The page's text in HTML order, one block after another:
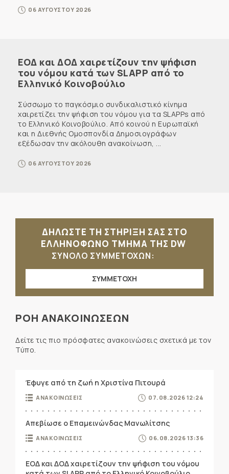
06 ΑΥΓΟΥΣΤΟΥ 2026
ΕΟΔ και ΔΟΔ χαιρετίζουν την ψήφιση
του νόμου κατά των SLAPP από το
Ελληνικό Κοινοβούλιο
Σύσσωμο το παγκόσμιο συνδικαλιστικό κίνημα
χαιρετίζει την ψήφιση του νόμου για τα SLAPPs από
το Ελληνικό Κοινοβούλιο. Από κοινού η Ευρωπαϊκή
και η Διεθνής Ομοσπονδία Δημοσιογράφων
εξέδωσαν την ακόλουθη ανακοίνωση, ...
06 ΑΥΓΟΥΣΤΟΥ 2026
ΔΗΛΩΣΤΕ ΤΗ ΣΤΗΡΙΞΗ ΣΑΣ ΣΤΟ
ΕΛΛΗΝΟΦΩΝΟ ΤΜΗΜΑ ΤΗΣ DW
ΣΥΝΟΛΟ ΣΥΜΜΕΤΟΧΩΝ:
ΣΥΜΜΕΤΟΧΗ
ΡΟΗ ΑΝΑΚΟΙΝΩΣΕΩΝ
Δείτε τις πιο πρόσφατες ανακοινώσεις σχετικά με τον
Τύπο.
Έφυγε από τη ζωή η Χριστίνα Πιτουρά
ΑΝΑΚΟΙΝΩΣΕΙΣ 07.08.2026 12:24
Απεβίωσε ο Επαμεινώνδας Μανωλίτσης
ΑΝΑΚΟΙΝΩΣΕΙΣ 06.08.2026 13:36
ΕΟΔ και ΔΟΔ χαιρετίζουν την ψήφιση του νόμου